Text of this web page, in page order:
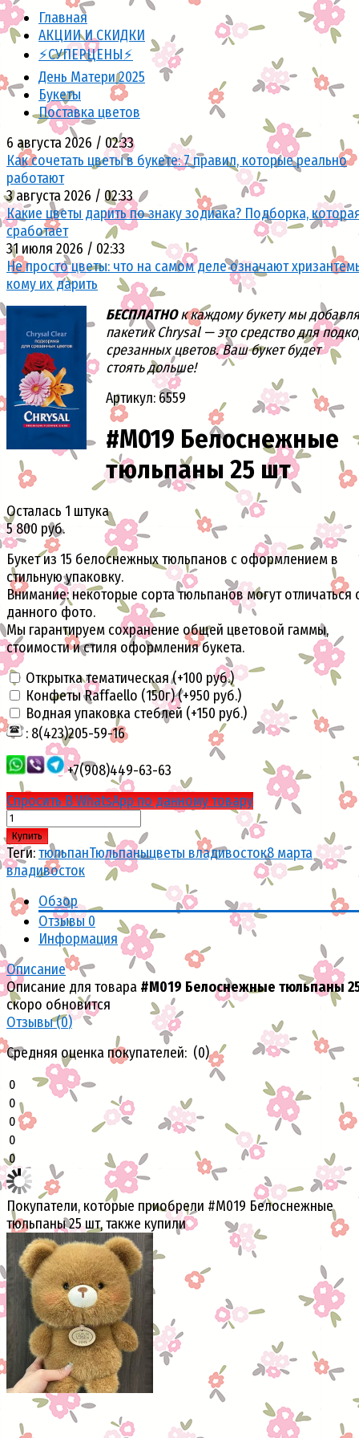
Главная
АКЦИИ И СКИДКИ
⚡СУПЕРЦЕНЫ⚡
День Матери 2025
Букеты
Поставка цветов
6 августа 2026 / 02:33
Как сочетать цветы в букете: 7 правил, которые реально
работают
3 августа 2026 / 02:33
Какие цветы дарить по знаку зодиака? Подборка,
сработает
31 июля 2026 / 02:33
Не просто цветы: что на самом деле означают
кому их дарить
БЕСПЛАТНОк каждому букету мы
пакетик Chrysal — это средство для
срезанных цветов. Ваш букет будет
стоять дольше!
Артикул: 6559
#М019 Белоснежные
тюльпаны 25 шт
Осталась 1 штука
5 800 руб.
Букет из 15 белоснежных тюльпанов с оформлением в
стильную упаковку.
Внимание: некоторые сорта тюльпанов могут отличаться
данного фото.
Мы гарантируем сохранение общей цветовой гаммы,
стоимости и стиля оформления букета.
Открытка тематическая (+100 руб.)
Конфеты Raffaello (150г) (+950 руб.)
Водная упаковка стеблей (+150 руб.)
: 8(423)205-59-16
+7(908)449-63-63
Спросить В WhatsApp по данному товару
Купить
Теги:тюльпанТюльпаныцветы владивосток8 марта
владивосток
Обзор
Отзывы0
Информация
Описание
Описание для товара #М019 Белоснежные тюльпаны
скоро обновится
Отзывы (0)
Средняя оценка покупателей: (0)
0
0
0
0
0
Покупатели, которые приобрели #М019 Белоснежные
тюльпаны 25 шт, также купили